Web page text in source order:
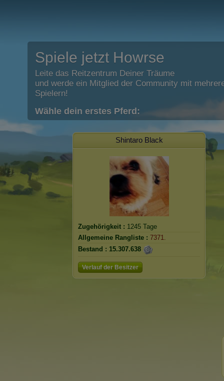
Spiele jetzt Howrse
Leite das Reitzentrum Deiner Träume
und werde ein Mitglied der Community mit
Spielern!
Wähle dein erstes Pferd:
Shintaro Black
Zugehörigkeit : 1245 Tage
Allgemeine Rangliste : 7371.
Bestand : 15.307.638
Verlauf der Besitzer